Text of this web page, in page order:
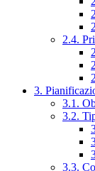
2.4.
3.
3.1.
3.2.
3.3.